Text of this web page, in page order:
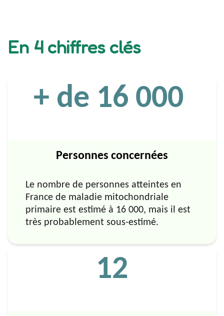
En 4 chiffres clés
+ de 16 000
Personnes concernées
Le nombre de personnes atteintes en
France de maladie mitochondriale
primaire est estimé à 16 000, mais il est
très probablement sous-estimé.
12